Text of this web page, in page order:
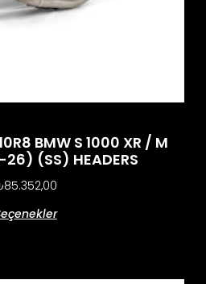
BMW S 1000 XR / M
(SS) HEADERS
85.352,00